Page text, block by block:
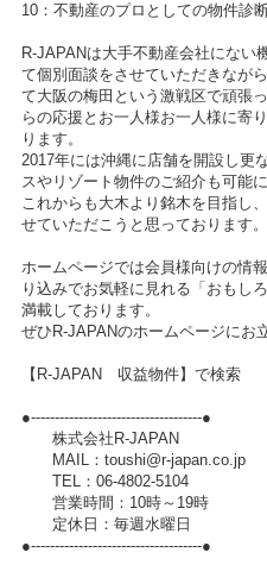
10：不動産のプロとしての物件診
R-JAPANは大手不動産会社にない
て個別面談をさせていただきなが
て大阪の梅田という激戦区で頑張
らの応援とお一人様お一人様に寄
ります。
2017年には沖縄に店舗を開設し更
スやリゾート物件のご紹介も可能に
これからも大木より銘木を目指し
せていただこうと思っております。
ホームページでは会員様向けの情
り込みでお気軽に見れる「おもし
満載しております。
ぜひR-JAPANのホームページにお
【R-JAPAN 収益物件】で検索
●------------------------------------●
株式会社R-JAPAN
MAIL：toushi@r-japan.co.jp
TEL：06-4802-5104
営業時間：10時～19時
定休日：毎週水曜日
●------------------------------------●